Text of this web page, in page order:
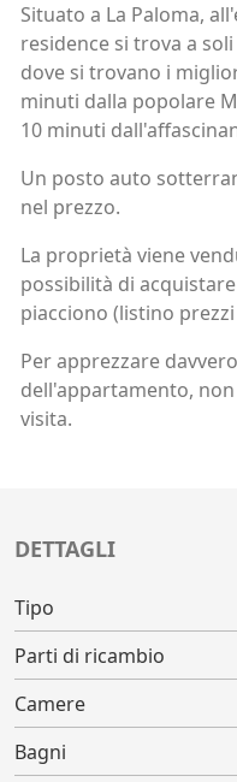
Situato a La Paloma,
residence si trova a
dove si trovano i
minuti dalla popolare
10 minuti
Un posto auto
nel prezzo.
La proprietà viene
possibilità di
piacciono (listino
Per apprezzare
dell'appartamento,
visita.
DETTAGLI
Tipo
Parti di ricambio
Camere
Bagni